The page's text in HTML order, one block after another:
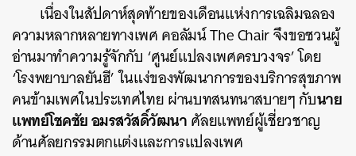
เนื่องในสัปดาห์สุดท้ายของเดือนแห่งการเฉลิมฉลอง
ความหลากหลายทางเพศ คอลัมน์ The Chair จึงขอชวนผู้
อ่านมาทำความรู้จักกับ ‘ศูนย์แปลงเพศครบวงจร’ โดย
‘โรงพยาบาลยันฮี’ ในแง่ของพัฒนาการของบริการสุขภาพ
คนข้ามเพศในประเทศไทย ผ่านบทสนทนาสบายๆ กับนาย
แพทย์โชคชัย อมรสวัสดิ์วัฒนาศัลยแพทย์ผู้เชี่ยวชาญ
ด้านศัลยกรรมตกแต่งและการแปลงเพศ